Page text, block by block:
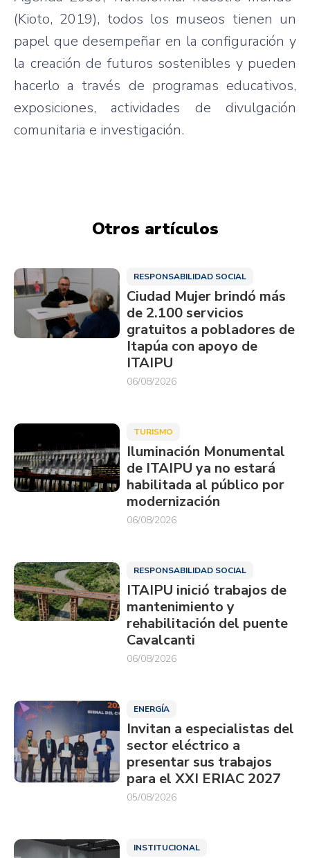
(Kioto, 2019), todos los museos tienen un
papel que desempeñar en la configuración y
la creación de futuros sostenibles y pueden
hacerlo a través de programas educativos,
exposiciones, actividades de divulgación
comunitaria e investigación.
Otros artículos
RESPONSABILIDAD SOCIAL
Ciudad Mujer brindó más
de 2.100 servicios
gratuitos a pobladores de
Itapúa con apoyo de
ITAIPU
06/08/2026
TURISMO
Iluminación Monumental
de ITAIPU ya no estará
habilitada al público por
modernización
06/08/2026
RESPONSABILIDAD SOCIAL
ITAIPU inició trabajos de
mantenimiento y
rehabilitación del puente
Cavalcanti
06/08/2026
ENERGÍA
Invitan a especialistas del
sector eléctrico a
presentar sus trabajos
para el XXI ERIAC 2027
05/08/2026
INSTITUCIONAL